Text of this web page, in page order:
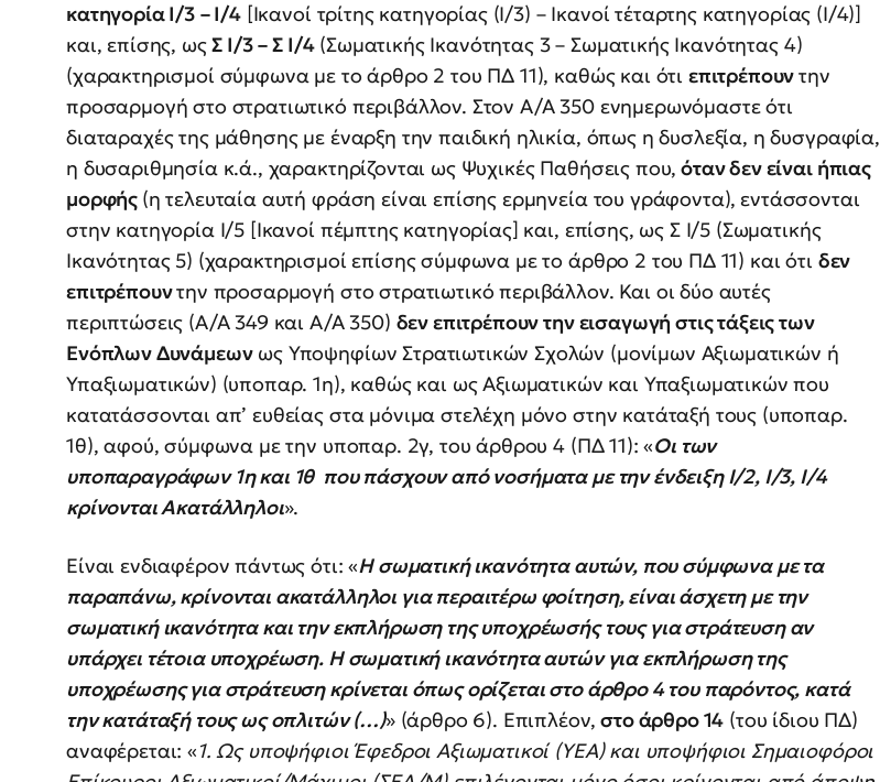
κατηγορία Ι/3 – Ι/4[Ικανοί τρίτης κατηγορίας (Ι/3) – Ικανοί τέταρτης κατηγορίας (Ι/4)]
και, επίσης, ωςΣ Ι/3 – Σ Ι/4(Σωματικής Ικανότητας 3 – Σωματικής Ικανότητας 4)
(χαρακτηρισμοί σύμφωνα με το άρθρο 2 του ΠΔ 11), καθώς και ότι επιτρέπουντην
προσαρμογή στο στρατιωτικό περιβάλλον. Στον Α/Α 350 ενημερωνόμαστε ότι
διαταραχές της μάθησης με έναρξη την παιδική ηλικία, όπως η δυσλεξία, η δυσγραφία,
η δυσαριθμησία κ.ά., χαρακτηρίζονται ως Ψυχικές Παθήσεις που, όταν δεν είναι ήπιας
μορφής (η τελευταία αυτή φράση είναι επίσης ερμηνεία του γράφοντα), εντάσσονται
στην κατηγορία Ι/5 [Ικανοί πέμπτης κατηγορίας] και, επίσης, ως Σ Ι/5 (Σωματικής
Ικανότητας 5) (χαρακτηρισμοί επίσης σύμφωνα με το άρθρο 2 του ΠΔ 11) και ότι δεν
επιτρέπουντην προσαρμογή στο στρατιωτικό περιβάλλον. Και οι δύο αυτές
περιπτώσεις (Α/Α 349 και Α/Α 350) δεν επιτρέπουν την εισαγωγή στις τάξεις των
Ενόπλων Δυνάμεωνως Υποψηφίων Στρατιωτικών Σχολών (μονίμων Αξιωματικών ή
Υπαξιωματικών) (υποπαρ. 1η), καθώς και ως Αξιωματικών και Υπαξιωματικών που
κατατάσσονται απ’ ευθείας στα μόνιμα στελέχη μόνο στην κατάταξή τους (υποπαρ.
1θ), αφού, σύμφωνα με την υποπαρ. 2γ, του άρθρου 4 (ΠΔ 11): «Οι των
υποπαραγράφων 1η και 1θ που πάσχουν από νοσήματα με την ένδειξη Ι/2, Ι/3, Ι/4
κρίνονται Ακατάλληλοι».
Είναι ενδιαφέρον πάντως ότι: «Η σωματική ικανότητα αυτών, που σύμφωνα με τα
παραπάνω, κρίνονται ακατάλληλοι για περαιτέρω φοίτηση, είναι άσχετη με την
σωματική ικανότητα και την εκπλήρωση της υποχρέωσής τους για στράτευση αν
υπάρχει τέτοια υποχρέωση. Η σωματική ικανότητα αυτών για εκπλήρωση της
υποχρέωσης για στράτευση κρίνεται όπως ορίζεται στο άρθρο 4 του παρόντος, κατά
την κατάταξή τους ως οπλιτών (…)» (άρθρο 6). Επιπλέον,στο άρθρο 14 (του ίδιου ΠΔ)
αναφέρεται: «1. Ως υποψήφιοι Έφεδροι Αξιωματικοί (ΥΕΑ) και υποψήφιοι Σημαιοφόροι